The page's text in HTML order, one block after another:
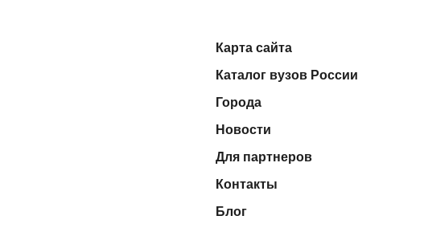
Карта сайта
Каталог вузов России
Города
Новости
Для партнеров
Контакты
Блог